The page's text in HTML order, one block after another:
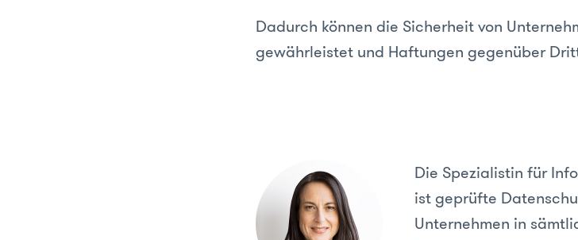
Dadurch können die Sicherheit von
gewährleistet und Haftungen gegenüber
Die Spezialistin für
ist geprüfte
Unternehmen in